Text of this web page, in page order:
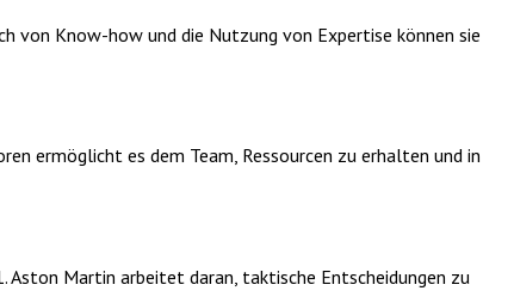
von Know-how und die Nutzung von Expertise können sie
ermöglicht es dem Team, Ressourcen zu erhalten und in
Aston Martin arbeitet daran, taktische Entscheidungen zu